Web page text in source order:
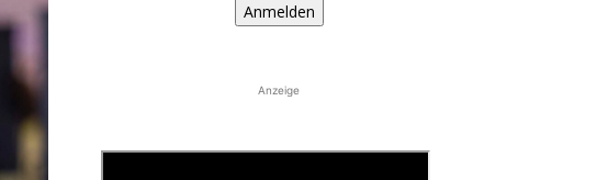
Anmelden
Anzeige